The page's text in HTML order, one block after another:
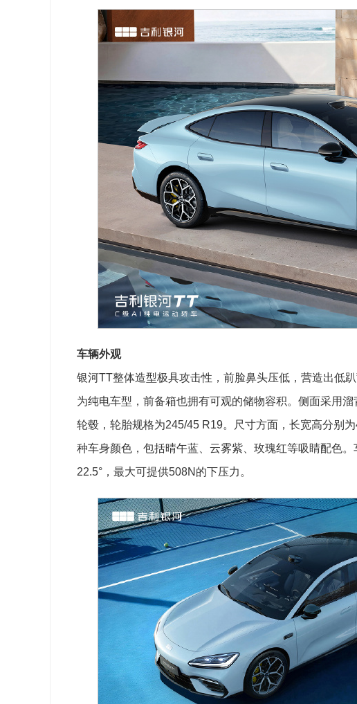
车辆外观
银河TT整体造型极具攻击性，前脸鼻头压低，营造出低
为纯电车型，前备箱也拥有可观的储物容积。侧面采用
轮毂，轮胎规格为245/45 R19。尺寸方面，长宽高分别
种车身颜色，包括晴午蓝、云雾紫、玫瑰红等吸睛配色
22.5°，最大可提供508N的下压力。